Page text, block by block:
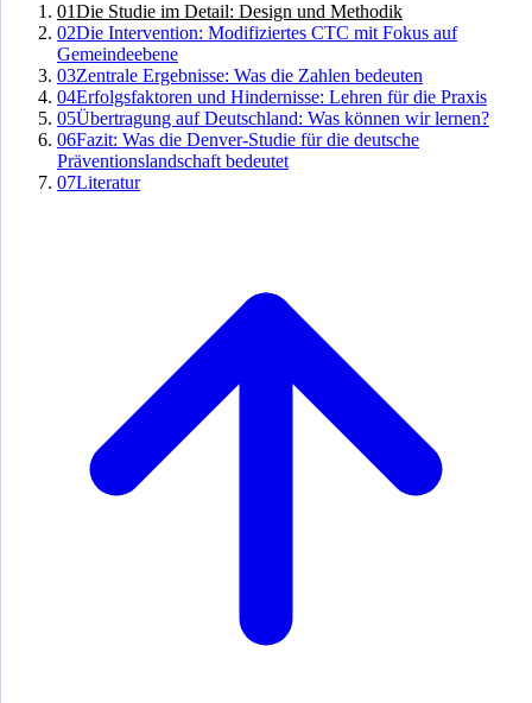
01Die Studie im Detail: Design und Methodik
02Die Intervention: Modifiziertes CTC mit Fokus auf
Gemeindeebene
03Zentrale Ergebnisse: Was die Zahlen bedeuten
04Erfolgsfaktoren und Hindernisse: Lehren für die Praxis
05Übertragung auf Deutschland: Was können wir lernen?
06Fazit: Was die Denver-Studie für die deutsche
Präventionslandschaft bedeutet
07Literatur